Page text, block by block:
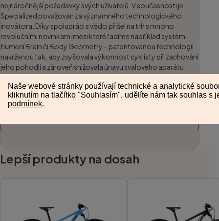
nejnáročnější požadavky svých uživatelů. V současnosti je
Specialized považován za významného technologického
inovátora. Díky spolupráci s vědci přišel na trh s mnoho
revolučními novinkami mezi které řadíme například systém
tlumení Brain či Body Geometry – patentovanou technologii
navrženou tak, aby zvyšovala výkonnost cyklisty při zachování
jeho pohodlí a zároveň snižovala únavu svalového aparátu.
Specialized se neustále rozvíjí a my se tak můžeme těšit na další
inovace, které nám cyklistům zpříjemní jízdu na kole.
Lepší produkty na dosah